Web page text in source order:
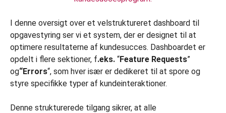
I denne oversigt over et velstruktureret dashboard til
opgavestyring ser vi et system, der er designet til at
optimere resultaterne af kundesucces. Dashboardet er
opdelt i flere sektioner, f.eks. “Feature Requests”
og“Errors“, som hver især er dedikeret til at spore og
styre specifikke typer af kundeinteraktioner.
Denne strukturerede tilgang sikrer, at alle